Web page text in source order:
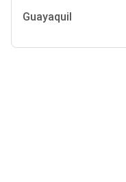
Guayaquil